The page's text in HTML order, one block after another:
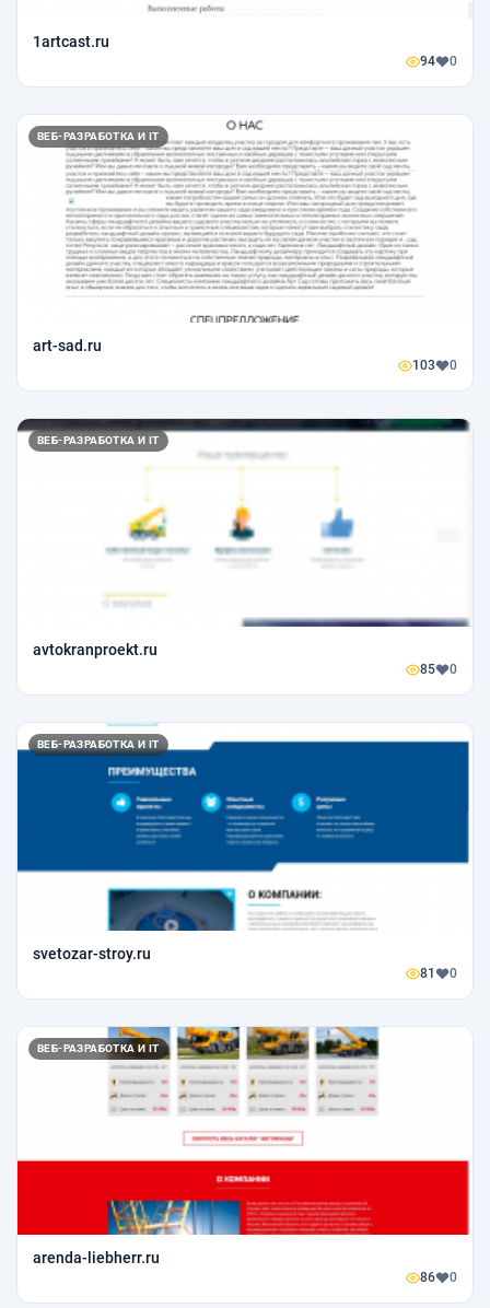
1artcast.ru
94 0
ВЕБ-РАЗРАБОТКА И IT
art-sad.ru
103 0
ВЕБ-РАЗРАБОТКА И IT
avtokranproekt.ru
85 0
ВЕБ-РАЗРАБОТКА И IT
svetozar-stroy.ru
81 0
ВЕБ-РАЗРАБОТКА И IT
arenda-liebherr.ru
86 0